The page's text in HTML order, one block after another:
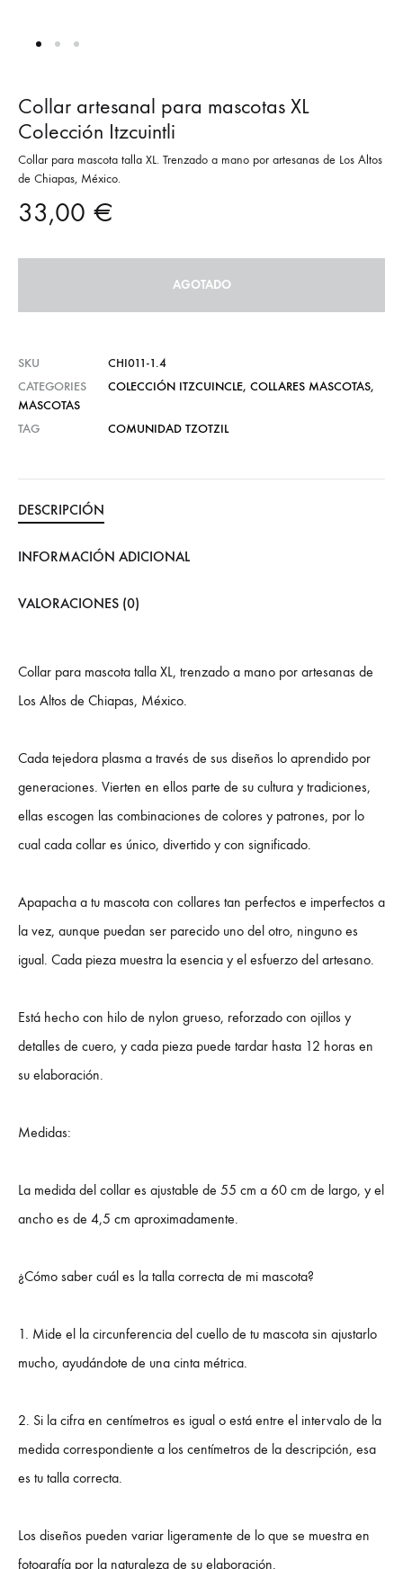
Collar artesanal para mascotas XL
Colección Itzcuintli
Collar para mascota talla XL. Trenzado a mano por artesanas de Los Altos
de Chiapas, México.
33,00 €
AGOTADO
SKU
CHI011-1.4
CATEGORIES
COLECCIÓN ITZCUINCLE, COLLARES MASCOTAS,
MASCOTAS
TAG
COMUNIDAD TZOTZIL
DESCRIPCIÓN
INFORMACIÓN ADICIONAL
VALORACIONES (0)
Collar para mascota talla XL, trenzado a mano por artesanas de
Los Altos de Chiapas, México.
Cada tejedora plasma a través de sus diseños lo aprendido por
generaciones. Vierten en ellos parte de su cultura y tradiciones,
ellas escogen las combinaciones de colores y patrones, por lo
cual cada collar es único, divertido y con significado.
Apapacha a tu mascota con collares tan perfectos e imperfectos a
la vez, aunque puedan ser parecido uno del otro, ninguno es
igual. Cada pieza muestra la esencia y el esfuerzo del artesano.
Está hecho con hilo de nylon grueso, reforzado con ojillos y
detalles de cuero, y cada pieza puede tardar hasta 12 horas en
su elaboración.
Medidas:
La medida del collar es ajustable de 55 cm a 60 cm de largo, y el
ancho es de 4,5 cm aproximadamente.
¿Cómo saber cuál es la talla correcta de mi mascota?
1. Mide el la circunferencia del cuello de tu mascota sin ajustarlo
mucho, ayudándote de una cinta métrica.
2. Si la cifra en centímetros es igual o está entre el intervalo de la
medida correspondiente a los centímetros de la descripción, esa
es tu talla correcta.
Los diseños pueden variar ligeramente de lo que se muestra en
fotografía por la naturaleza de su elaboración.